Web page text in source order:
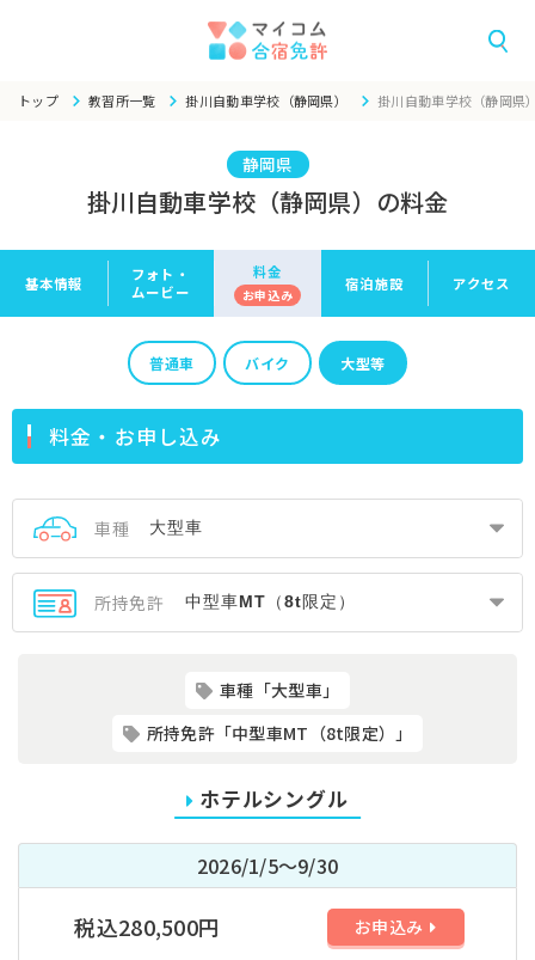
トップ 教習所一覧 掛川自動車学校（静岡県） 掛川自動車学校（静岡県
静岡県
掛川自動車学校（静岡県）の料金
基本情報
フォト・
ムービー
料金
お申込み
宿泊施設 アクセス
普通車 バイク 大型等
料金・お申し込み
車種
所持免許
車種「大型車」
所持免許「中型車MT（8t限定）」
ホテルシングル
2026/1/5～9/30
税込280,500円 お申込み